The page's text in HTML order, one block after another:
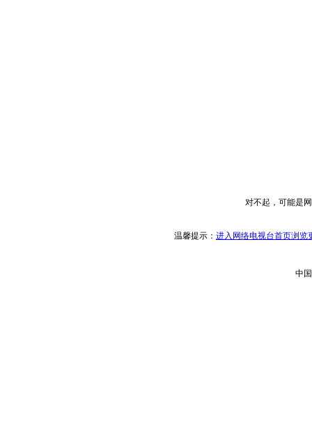
对不起，可能是
温馨提示： 进入网络电视台首页浏览
中